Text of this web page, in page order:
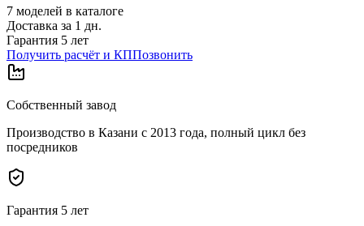
7 моделей в каталоге
Доставка за 1 дн.
Гарантия 5 лет
Получить расчёт и КППозвонить
Собственный завод
Производство в Казани с 2013 года, полный цикл без
посредников
Гарантия 5 лет